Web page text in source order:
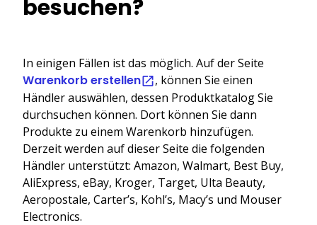
besuchen?
In einigen Fällen ist das möglich. Auf der Seite
Warenkorb erstellen
, können Sie einen
Händler auswählen, dessen Produktkatalog Sie
durchsuchen können. Dort können Sie dann
Produkte zu einem Warenkorb hinzufügen.
Derzeit werden auf dieser Seite die folgenden
Händler unterstützt: Amazon, Walmart, Best Buy,
AliExpress, eBay, Kroger, Target, Ulta Beauty,
Aeropostale, Carter’s, Kohl’s, Macy’s und Mouser
Electronics.